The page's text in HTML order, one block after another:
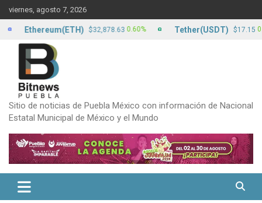
Skip
to
content
viernes, agosto 7, 2026
Sitio de noticias de Puebla México con información de Nacional
Estatal Municipal de México y el Mundo
$32,878.63 0.60% Tether(USDT) $17.15 0.00%